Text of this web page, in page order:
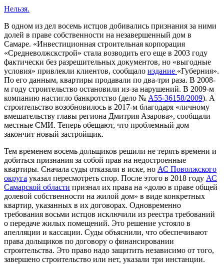
Нельзя.
В одном из дел восемь истцов добивались признания за ними
долей в праве собственности на незавершенный дом в
Самаре. «Инвестиционная строительная корпорация
«Средневолжскстрой» стала возводить его еще в 2003 году
фактически без разрешительных документов, но «выгодные
условия» привлекли клиентов, сообщало издание «Губерния».
По его данным, квартиры продавали по два-три раза. В 2008-
м году строительство остановили из-за нарушений. В 2009-м
компанию настигло банкротство (дело № А55-36158/2009). А
строительство возобновилось в 2017-м благодаря «личному
вмешательству главы региона Дмитрия Азарова», сообщали
местные СМИ. Теперь обещают, что проблемный дом
закончит новый застройщик.
Тем временем восемь дольщиков решили не терять времени и
добиться признания за собой прав на недостроенные
квартиры. Сначала суды отказали в иске, но АС Поволжского
округа указал пересмотреть спор. После этого в 2018 году АС
Самарской области признал их права на «долю в праве общей
долевой собственности на жилой дом» в виде конкретных
квартир, указанных в их договорах. Одновременно
требования восьми истцов исключили из реестра требований
о передаче жилых помещений. Это решение устояло в
апелляции и кассации. Суды объяснили, что обеспечивают
права дольщиков по договору о финансировании
строительства. Это право надо защитить независимо от того,
завершено строительство или нет, указали три инстанции.